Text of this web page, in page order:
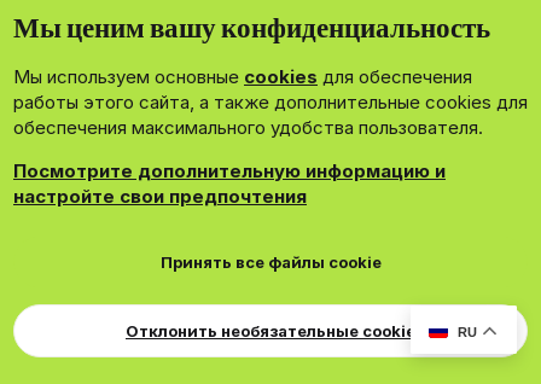
RU
членам нашего сообщества.
Зарегистрироваться сейчас!
DohTheme
Cookies Russian Обратная связь
Поддержка
Для правообладателей
EN Soundmain
Условия и правила
Политика конфиденциальности
Мы ценим вашу конфиденциальность
Мы используем основные cookies для обеспечения
работы этого сайта, а также дополнительные cookies для
обеспечения максимального удобства пользователя.
Посмотрите дополнительную информацию и
настройте свои предпочтения
Принять все файлы cookie
Отклонить необязательные cookie